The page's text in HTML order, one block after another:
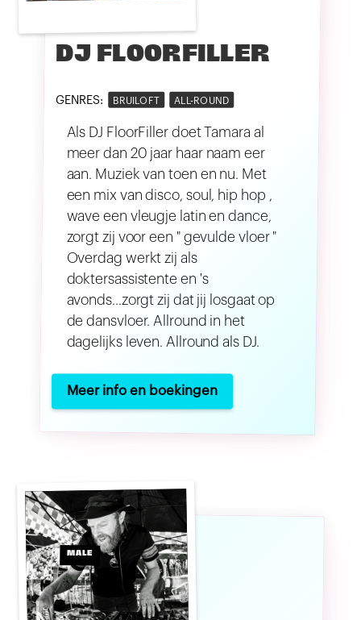
DJ FLOORFILLER
GENRES: BRUILOFT ALL-ROUND
Als DJ FloorFiller doet Tamara al
meer dan 20 jaar haar naam eer
aan. Muziek van toen en nu. Met
een mix van disco, soul, hip hop ,
wave een vleugje latin en dance,
zorgt zij voor een " gevulde vloer "
Overdag werkt zij als
doktersassistente en 's
avonds...zorgt zij dat jij losgaat op
de dansvloer. Allround in het
dagelijks leven. Allround als DJ.
Meer info en boekingen
MALE